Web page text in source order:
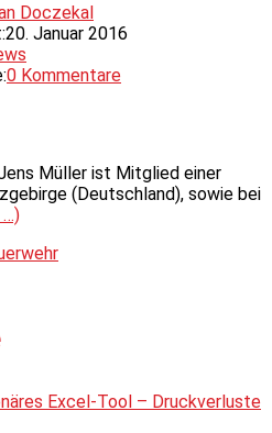
Doczekal
20. Januar 2016
0 Kommentare
Müller ist Mitglied einer
(Deutschland), sowie bei
…)
Excel-Tool – Druckverluste